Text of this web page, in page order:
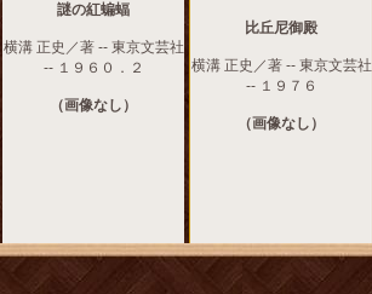
謎の紅蝙蝠
横溝 正史／著 -- 東京文芸社
-- １９６０．２
（画像なし）
比丘尼御殿
横溝 正史／著 -- 東京文芸社
-- １９７６
（画像なし）